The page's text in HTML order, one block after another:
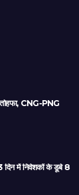
CNG-PNG
दिन में निवेशकों के डूबे 8